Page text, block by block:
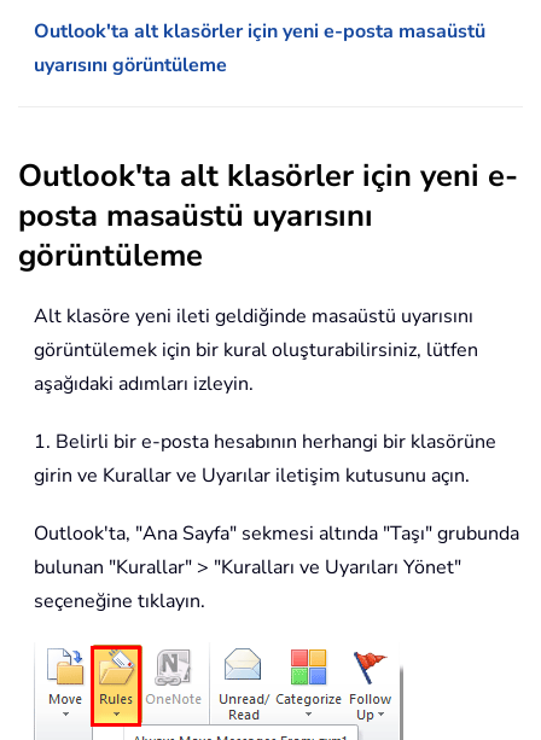
Outlook'ta alt klasörler için yeni e-posta masaüstü
uyarısını görüntüleme
Outlook'ta alt klasörler için yeni e-
posta masaüstü uyarısını
görüntüleme
Alt klasöre yeni ileti geldiğinde masaüstü uyarısını
görüntülemek için bir kural oluşturabilirsiniz, lütfen
aşağıdaki adımları izleyin.
1. Belirli bir e-posta hesabının herhangi bir klasörüne
girin ve Kurallar ve Uyarılar iletişim kutusunu açın.
Outlook'ta, "Ana Sayfa" sekmesi altında "Taşı" grubunda
bulunan "Kurallar" > "Kuralları ve Uyarıları Yönet"
seçeneğine tıklayın.